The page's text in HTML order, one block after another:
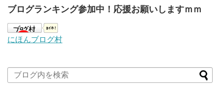
ブログランキング参加中！応援お願いしますｍｍ
にほんブログ村